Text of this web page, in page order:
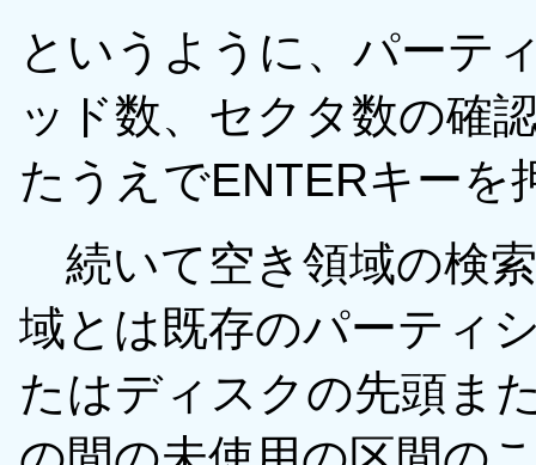
というように、パーテ
ッド数、セクタ数の確
たうえでENTERキーを
続いて空き領域の検
域とは既存のパーティ
たはディスクの先頭ま